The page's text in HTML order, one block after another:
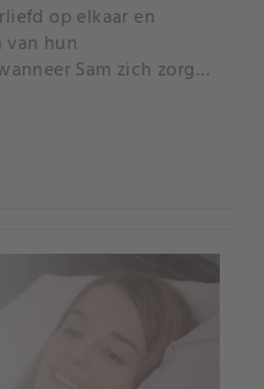
op elkaar en
hun
Sam zich zorgen
te zetten bij